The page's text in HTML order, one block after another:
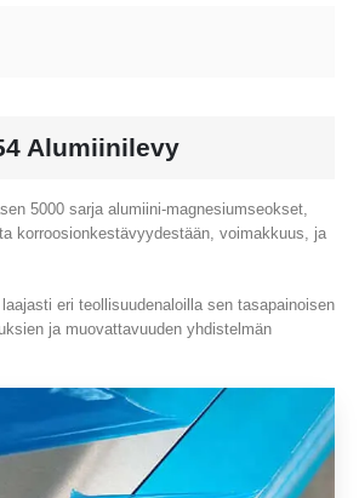
Alumiinilevy
5000 sarja alumiini-magnesiumseokset,
korroosionkestävyydestään, voimakkuus, ja
eri teollisuudenaloilla sen tasapainoisen
ja muovattavuuden yhdistelmän